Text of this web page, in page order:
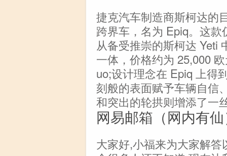
捷克汽车制造商斯柯达的
跨界车，名为 Epiq。这
从备受推崇的斯柯达 Yeti
一体，价格约为 25,000
uo;设计理念在 Epiq 上得
刻般的表面赋予车辆自信
和突出的轮拱则增添了一
网易邮箱（网内有
大家好,小福来为大家解